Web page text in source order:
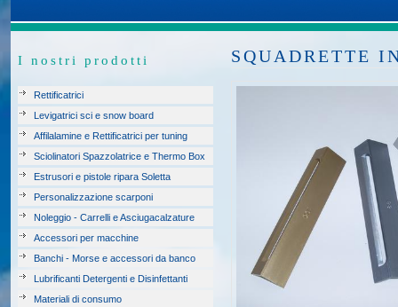
I nostri prodotti
Rettificatrici
Levigatrici sci e snow board
Affilalamine e Rettificatrici per tuning
Sciolinatori Spazzolatrice e Thermo Box
Estrusori e pistole ripara Soletta
Personalizzazione scarponi
Noleggio - Carrelli e Asciugacalzature
Accessori per macchine
Banchi - Morse e accessori da banco
Lubrificanti Detergenti e Disinfettanti
Materiali di consumo
SQUADRETTE